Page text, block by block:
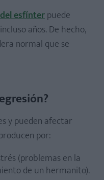
esfínterpuede
años. De hecho,
normal que se
y pueden afectar
por:
(problemas en la
de un hermanito).